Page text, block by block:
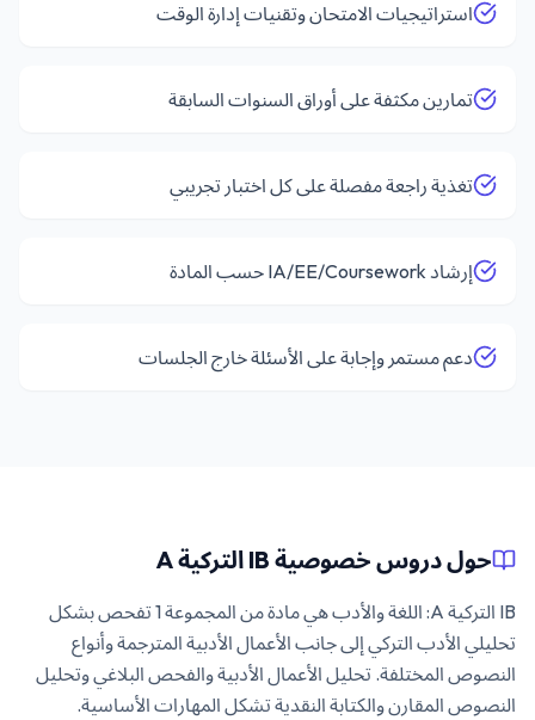
استراتيجيات الامتحان وتقنيات إدارة الوقت
تمارين مكثفة على أوراق السنوات السابقة
تغذية راجعة مفصلة على كل اختبار تجريبي
إرشاد IA/EE/Coursework حسب المادة
دعم مستمر وإجابة على الأسئلة خارج الجلسات
حول دروس خصوصية IB التركية A
IB التركية A: اللغة والأدب هي مادة من المجموعة 1 تفحص بشكل
تحليلي الأدب التركي إلى جانب الأعمال الأدبية المترجمة وأنواع
النصوص المختلفة. تحليل الأعمال الأدبية والفحص البلاغي وتحليل
النصوص المقارن والكتابة النقدية تشكل المهارات الأساسية.